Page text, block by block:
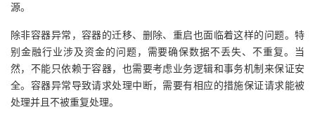
源。
除非容器异常，容器的迁移、删除、重启也面临着这样的问题。特
别金融行业涉及资金的问题，需要确保数据不丢失、不重复。当
然，不能只依赖于容器，也需要考虑业务逻辑和事务机制来保证安
全。容器异常导致请求处理中断，需要有相应的措施保证请求能被
处理并且不被重复处理。